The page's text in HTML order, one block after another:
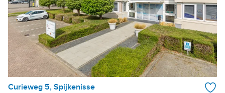
Curieweg 5, Spijkenisse